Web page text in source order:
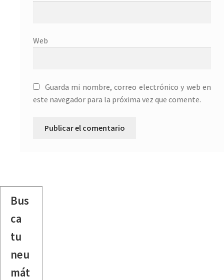
Web
Guarda mi nombre, correo electrónico y web en
este navegador para la próxima vez que comente.
Bus
ca
tu
neu
mát